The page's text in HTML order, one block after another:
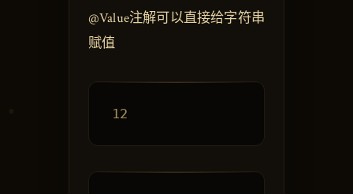
@Value注解可以直接给字符串
赋值